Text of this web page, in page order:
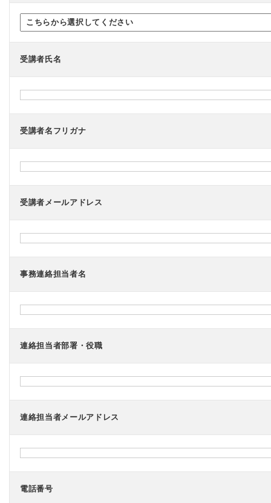
受講者氏名
受講者名フリガナ
受講者メールアドレス
事務連絡担当者名
連絡担当者部署・役職
連絡担当者メールアドレス
電話番号